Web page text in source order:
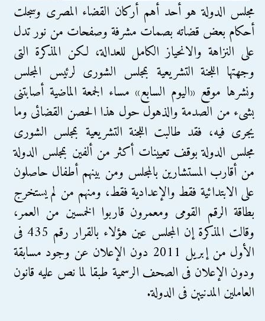
مجلس الدولة هو أحد أهم أركان القضاء المصرى وسجلت
أحكام بعض قضاته بصمات مشرفة وصفحات من نور تدل
على النزاهة والانحياز الكامل للعدالة، لكن المذكرة التى
وجهتها اللجنة التشريعية بمجلس الشورى لرئيس المجلس
ونشرها موقع «اليوم السابع» مساء الجمعة الماضية أصابتنى
بشىء من الصدمة والذهول حول هذا الحصن القضائى وما
يجرى فيه، فقد طالبت اللجنة التشريعية بمجلس الشورى
مجلس الدولة بوقف تعيينات أكثر من ألفين بمجلس الدولة
من أقارب المستشارين بالمجلس ومن بينهم أطفال حاصلون
على الابتدائية فقط والإعدادية فقط، ومنهم من لم يستخرج
بطاقة الرقم القومى ومعمرون قاربوا الخمسين من العمر،
وقالت المذكرة إن المجلس عين هؤلاء بالقرار رقم 435 فى
الأول من إبريل 2011 دون الإعلان عن وجود مسابقة
ودون الإعلان فى الصحف الرسمية طبقا لما نص عليه قانون
العاملين المدنيين فى الدولة.